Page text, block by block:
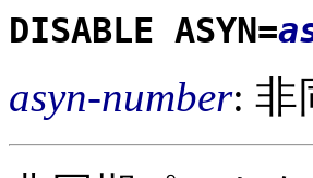
DISABLE ASYN=
asyn-number: 非